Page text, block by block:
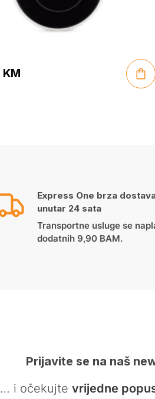
KM
Express One brza
unutar 24 sata
Transportne usluge se
dodatnih 9,90 BAM.
Prijavite se na naš
… i očekujte vrijedne